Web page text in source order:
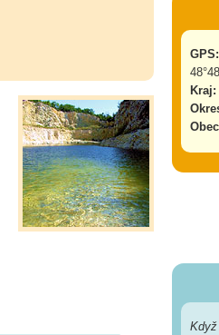
GPS:
Kraj: